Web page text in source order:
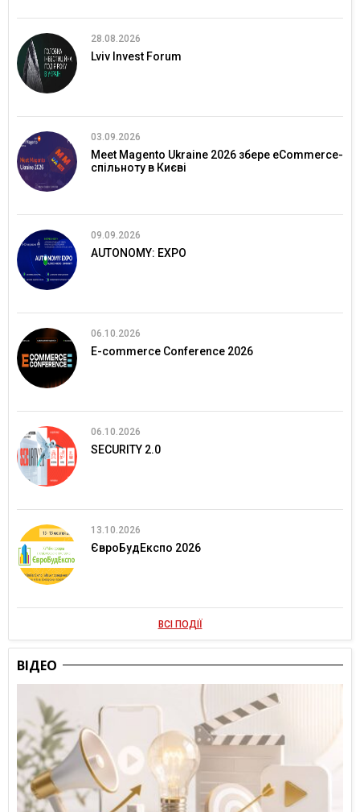
28.08.2026
Lviv Invest Forum
03.09.2026
Meet Magento Ukraine 2026 збере eCommerce-
спільноту в Києві
09.09.2026
AUTONOMY: EXPO
06.10.2026
E-commerce Conference 2026
06.10.2026
SECURITY 2.0
13.10.2026
ЄвроБудЕкспо 2026
ВСІ ПОДІЇ
ВІДЕО